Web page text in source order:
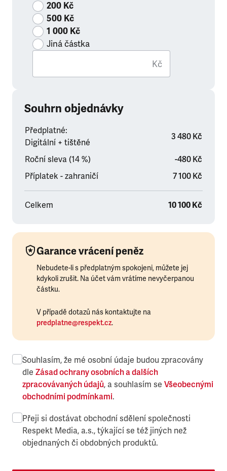
200 Kč
500 Kč
1 000 Kč
Jiná částka
Kč
Souhrn objednávky
Předplatné:
Digitální + tištěné
3 480 Kč
Roční sleva (14 %)
-480 Kč
Příplatek - zahraničí
7 100 Kč
Celkem 10 100 Kč
Garance vrácení peněz
Nebudete-li s předplatným spokojeni, můžete jej
kdykoli zrušit. Na účet vám vrátíme nevyčerpanou
částku.
V případě dotazů nás kontaktujte na
predplatne@respekt.cz.
Souhlasím, že mé osobní údaje budou zpracovány
dle Zásad ochrany osobních a dalších
zpracovávaných údajů, a souhlasím se Všeobecnými
obchodními podmínkami.
Přeji si dostávat obchodní sdělení společnosti
Respekt Media, a.s., týkající se též jiných než
objednaných či obdobných produktů.